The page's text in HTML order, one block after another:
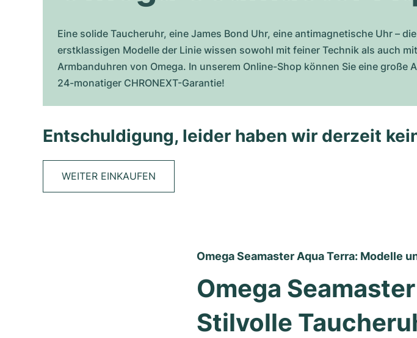
Eine solide Taucheruhr, eine James Bond Uhr, eine antimagnetische Uhr –
erstklassigen Modelle der Linie wissen sowohl mit feiner Technik als auch
Armbanduhren von Omega. In unserem Online-Shop können Sie eine
24-monatiger CHRONEXT-Garantie!
Entschuldigung, leider haben wir derzeit
WEITER EINKAUFEN
Omega Seamaster Aqua Terra: Modelle
Omega
Stilvolle